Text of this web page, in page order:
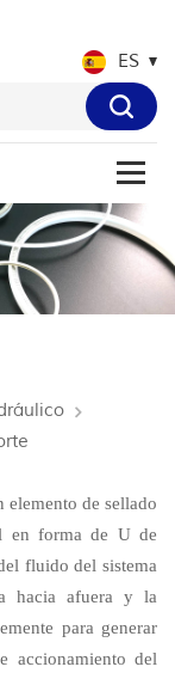
ES
elemento de sellado
en forma de U de
fluido del sistema
hacia afuera y la
para generar
accionamiento del